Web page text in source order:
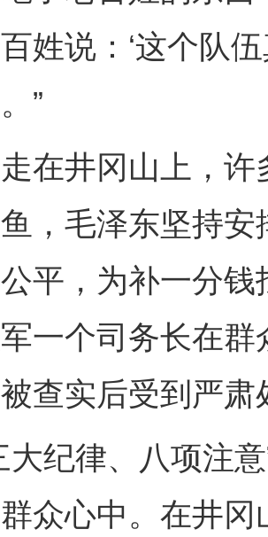
姓说：‘这个队
”
井冈山上，许
，毛泽东坚持
平，为补一分
一个司务长在
查实后受到严
律、八项注意
众心中。在井